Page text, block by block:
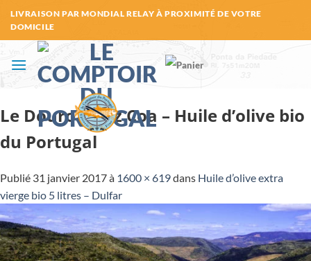
Passer
au
contenu
LIVRAISON PAR MONDIAL RELAY À PROXIMITÉ DE VOTRE
DOMICILE
Le Douro à Foz Coa – Huile d’olive bio
du Portugal
Publié 31 janvier 2017à 1600 × 619dans Huile d’olive extra
vierge bio 5 litres – Dulfar